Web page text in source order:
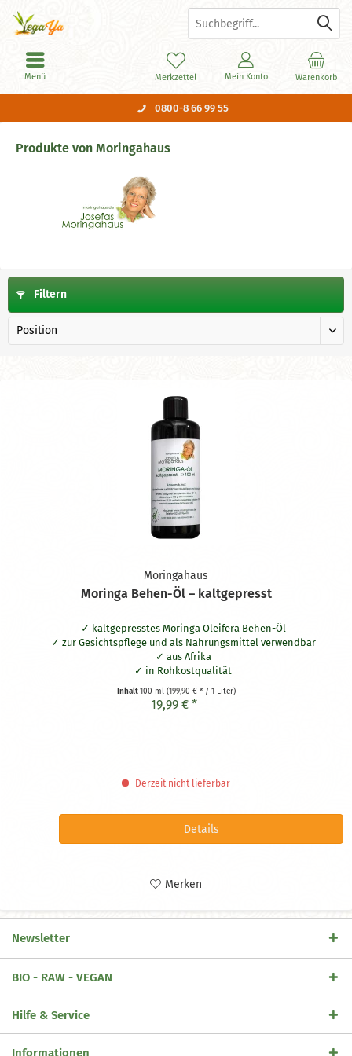
0800-8 66 99 55
Warenkorb
Merkzettel Mein Konto
Menü
Produkte von Moringahaus
Filtern
Moringahaus
Moringa Behen-Öl – kaltgepresst
kaltgepresstes Moringa Oleifera Behen-Öl
zur Gesichtspflege und als Nahrungsmittel verwendbar
aus Afrika
in Rohkostqualität
Inhalt100 ml (199,90 € * / 1 Liter)
19,99 € *
Derzeit nicht lieferbar
Details
Merken
Newsletter
BIO - RAW - VEGAN
Hilfe & Service
Informationen